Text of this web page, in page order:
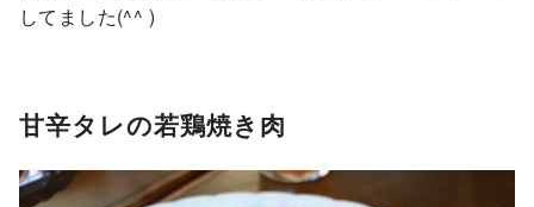
してました(^^ )
甘辛タレの若鶏焼き肉